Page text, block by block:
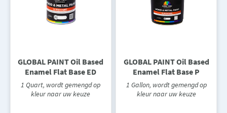
GLOBAL PAINT Oil Based
Enamel Flat Base ED
1 Quart, wordt gemengd op
kleur naar uw keuze
GLOBAL PAINT Oil Based
Enamel Flat Base P
1 Gallon, wordt gemengd op
kleur naar uw keuze